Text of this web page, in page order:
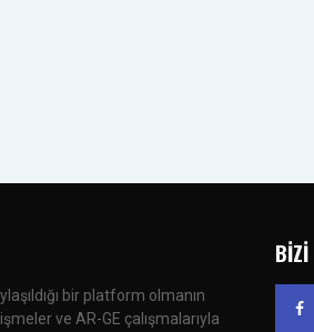
bir platform olmanın
ve AR-GE çalışmalarıyla
BIZI